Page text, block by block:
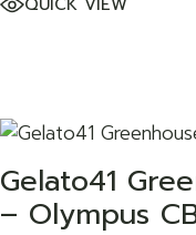
Gelato41
– Olympus